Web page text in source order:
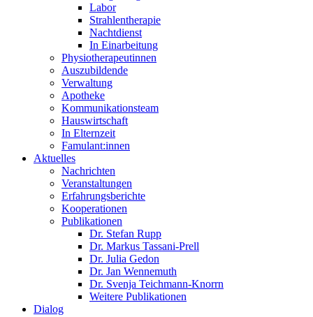
Labor
Strahlentherapie
Nachtdienst
In Einarbeitung
Physiotherapeutinnen
Auszubildende
Verwaltung
Apotheke
Kommunikationsteam
Hauswirtschaft
In Elternzeit
Famulant:innen
Aktuelles
Nachrichten
Veranstaltungen
Erfahrungsberichte
Kooperationen
Publikationen
Dr. Stefan Rupp
Dr. Markus Tassani-Prell
Dr. Julia Gedon
Dr. Jan Wennemuth
Dr. Svenja Teichmann-Knorrn
Weitere Publikationen
Dialog